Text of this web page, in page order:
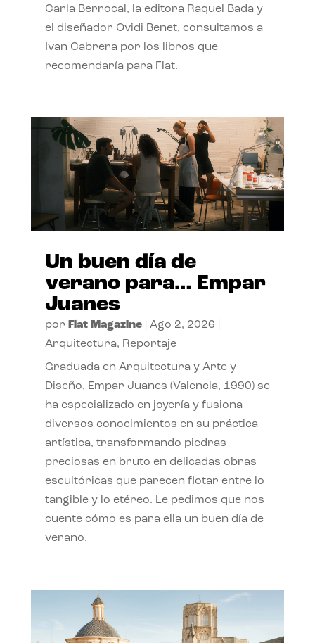
Carla Berrocal, la editora Raquel Bada y
el diseñador Ovidi Benet, consultamos a
Ivan Cabrera por los libros que
recomendaría para Flat.
Un buen día de
verano para… Empar
Juanes
por Flat Magazine| Ago 2, 2026
Arquitectura, Reportaje
Graduada en Arquitectura y Arte y
Diseño, Empar Juanes (Valencia, 1990) se
ha especializado en joyería y fusiona
diversos conocimientos en su práctica
artística, transformando piedras
preciosas en bruto en delicadas obras
escultóricas que parecen flotar entre lo
tangible y lo etéreo. Le pedimos que nos
cuente cómo es para ella un buen día de
verano.